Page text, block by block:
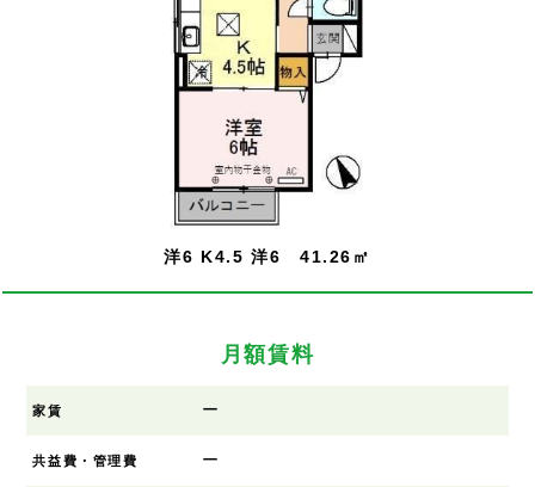
洋6 K4.5 洋6 41.26㎡
月額賃料
家賃 ー
共益費・管理費 ー